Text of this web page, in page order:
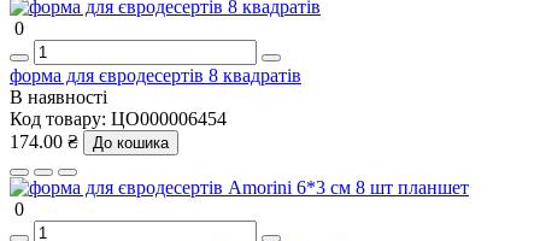
0
форма для євродесертів 8 квадратів
В наявності
Код товару: ЦО000006454
174.00 ₴
До кошика
0